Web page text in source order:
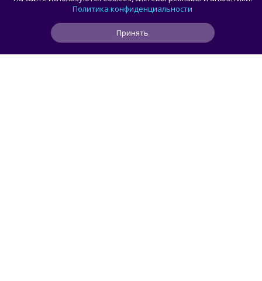
теперь можно попробовать на ВДНХ
Политика конфиденциальности
Принять